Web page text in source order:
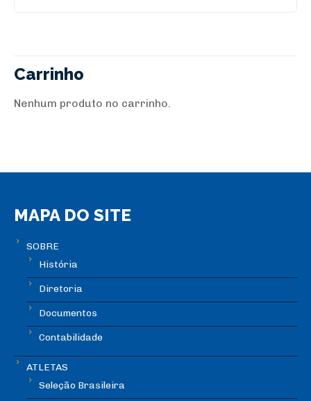
Carrinho
Nenhum produto no carrinho.
MAPA DO SITE
SOBRE
História
Diretoria
Documentos
Contabilidade
ATLETAS
Seleção Brasileira